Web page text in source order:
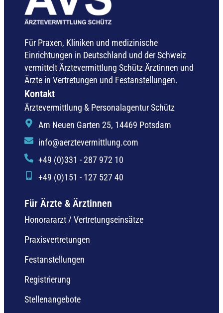
Für Praxen, Kliniken und medizinische
Einrichtungen in Deutschland und der Schweiz
vermittelt Ärztevermittlung Schütz Ärztinnen und
Ärzte in Vertretungen und Festanstellungen.
Für Ärzte & Ärztinnen
Honorararzt / Vertretungseinsätze
Praxisvertretungen
Festanstellungen
Registrierung
Stellenangebote
Kontakt
Ärztevermittlung & Personalagentur Schütz
Am Neuen Garten 25, 14469 Potsdam
info@aerztevermittlung.com
+49 (0)331 - 287 972 10
+49 (0)151 - 127 527 40